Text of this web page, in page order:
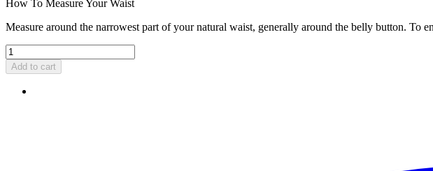
How To Measure Your Waist
Measure around the narrowest part of your natural waist, generally around the belly button. To
Add to cart